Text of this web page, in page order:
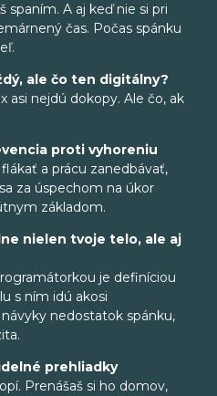
spaním. A aj keď nie si pri
čas. Počas spánku
ale čo ten digitálny?
asi nejdú dokopy. Ale čo, ak
proti vyhoreniu
a prácu zanedbávať,
za úspechom na úkor
základom.
nielen tvoje telo, ale aj
je definíciou
s ním idú akosi
nedostatok spánku,
prehliadky
Prenášaš si ho domov,